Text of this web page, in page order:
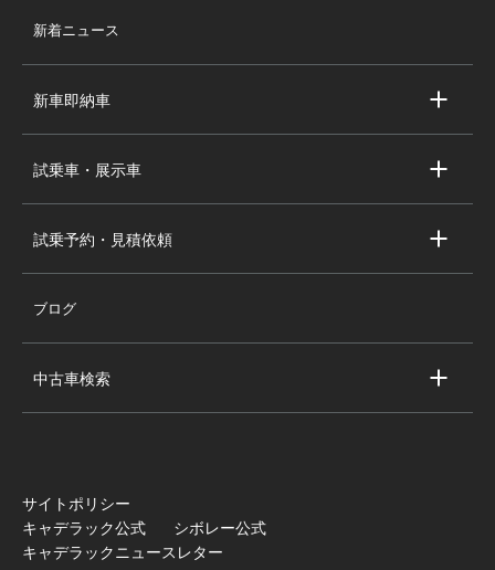
スタッフ紹介
新着ニュース
新車即納車
シボレー新車即納車
試乗車・展示車
シボレー試乗車・展示車
試乗予約・見積依頼
試乗予約
ブログ
中古車検索
全国の注目の中古車
サイトポリシー
キャデラック公式
シボレー公式
キャデラックニュースレター